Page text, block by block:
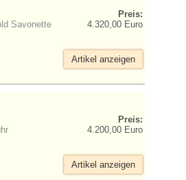
Savonette
Preis:
4.320,00 Euro
Artikel anzeigen
Preis:
4.200,00 Euro
Artikel anzeigen